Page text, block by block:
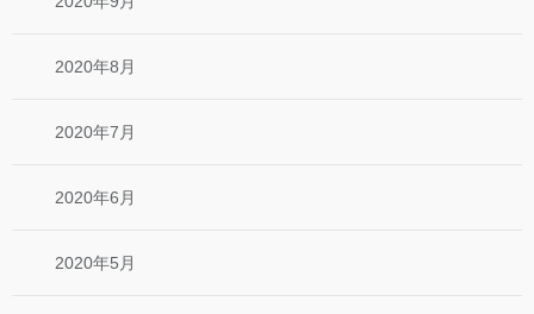
2020年8月
2020年7月
2020年6月
2020年5月